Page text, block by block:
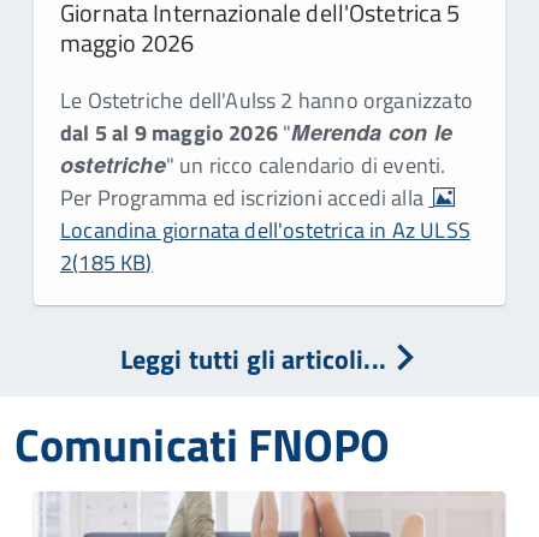
Giornata Internazionale dell'Ostetrica 5
maggio 2026
Le Ostetriche dell'Aulss 2 hanno organizzato
dal 5 al 9 maggio 2026"Merenda con le
ostetriche" un ricco calendario di eventi.
Per Programma ed iscrizioni accedi alla
image
Locandina giornata dell'ostetrica in Az ULSS
2(185 KB)
Leggi tutti gli articoli...
Comunicati FNOPO